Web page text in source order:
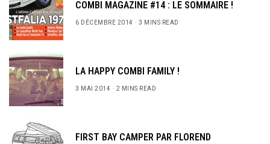
COMBI MAGAZINE #14 : LE SOMMAIRE !
6 DÉCEMBRE 2014 3 MINS READ
LA HAPPY COMBI FAMILY !
3 MAI 2014 2 MINS READ
FIRST BAY CAMPER PAR FLOREND